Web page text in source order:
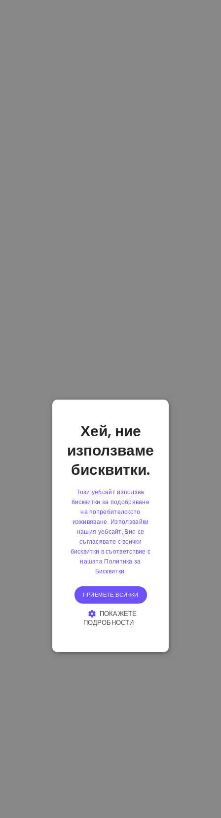
Хей, ние
използваме
бисквитки.
Този уебсайт използва
бисквитки за подобряване
на потребителското
изживяване. Използвайки
нашия уебсайт, Вие се
съгласявате с всички
бисквитки в съответствие с
нашата Политика за
Бисквитки.
ПРИЕМЕТЕ ВСИЧКИ
ПОКАЖЕТЕ
ПОДРОБНОСТИ